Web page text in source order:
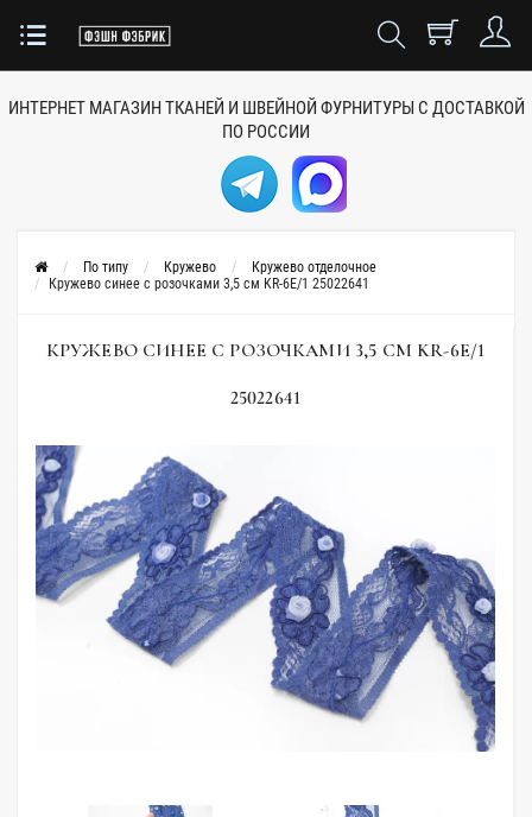
ИНТЕРНЕТ МАГАЗИН ТКАНЕЙ И ШВЕЙНОЙ ФУРНИТУРЫ С ДОСТАВКОЙ
ПО РОССИИ
По типу Кружево
Кружево отделочное
Кружево синее с розочками 3,5 см KR-6E/1 25022641
КРУЖЕВО СИНЕЕ С РОЗОЧКАМИ 3,5 СМ KR-6E/1
25022641